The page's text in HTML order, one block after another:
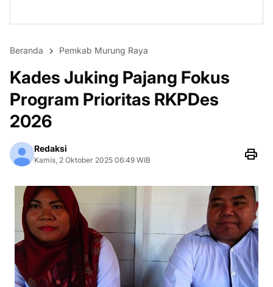
Beranda Pemkab Murung Raya
Kades Juking Pajang Fokus
Program Prioritas RKPDes
2026
Redaksi
Kamis, 2 Oktober 2025 06:49 WIB